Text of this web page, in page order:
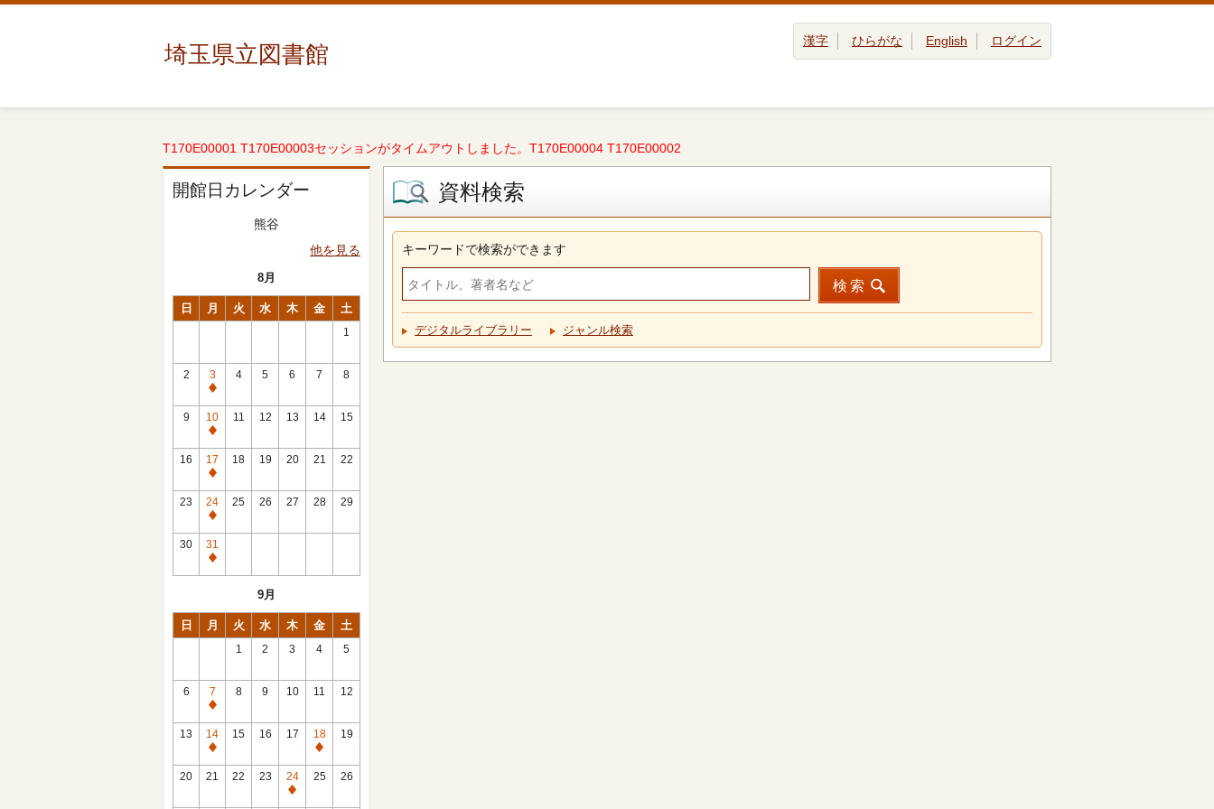
埼玉県立図書館 漢字 ひらがな English ログイン
T170E00001 T170E00003セッションがタイムアウトしました。T170E00004 T170E00002
開館日カレンダー
熊谷
他を見る
8月
日 月 火 水 木 金 土
1
2
3
休
館
日
4 5 6 7 8
9
10
休
館
日
11 12 13 14 15
16
17
休
館
日
18 19 20 21 22
23
24
休
館
日
25 26 27 28 29
30
31
休
9月
日 月 火 水 木 金 土
1 2 3 4 5
6
7
休
館
日
8 9 10 11 12
13
14
休
館
15 16 17
18
休
館
19
20 21 22 23
24
休
25 26
資料検索
キーワードで検索ができます
検索
デジタルライブラリー ジャンル検索